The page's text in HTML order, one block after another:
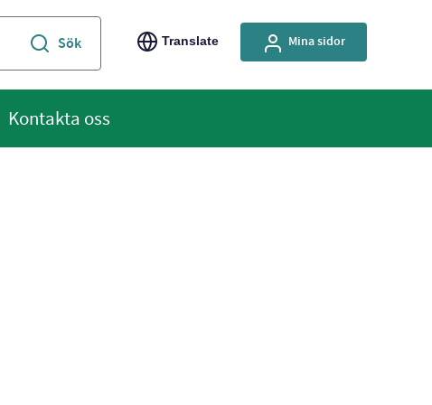
Translate Mina sidor
Kontakta oss